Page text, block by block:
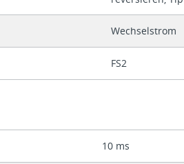
Wechselstrom
FS2
10 ms